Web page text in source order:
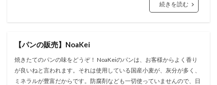
続きを読む
【パンの販売】NoaKei
焼きたてのパンの味をどうぞ！ NoaKeiのパンは、お客様からよく香り
が良いねと言われます。それは使用している国産小麦が、灰分が多く、
ミネラルが豊富だからです。防腐剤なども一切使っていませんので、日